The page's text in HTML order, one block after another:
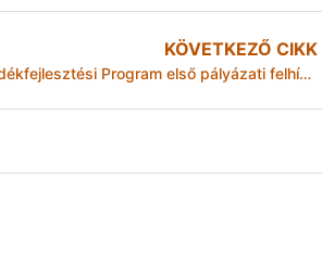
KÖVETKEZŐ CIKK
Megjelentek a Vidékfejlesztési Program első pályázati felhívásai